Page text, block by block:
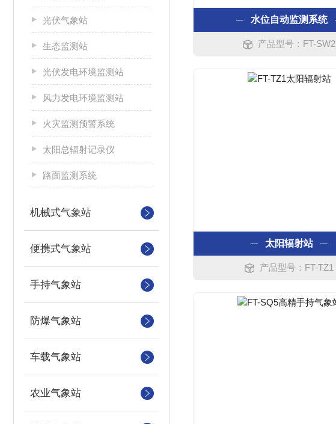
光伏气象站
生态监测站
光伏发电环境监测站
风力发电环境监测站
火灾监测预警系统
太阳总辐射记录仪
路面监测系统
机械式气象站
便携式气象站
手持气象站
防爆气象站
车载气象站
农业气象站
水位自动监测系统
产品型号：FT-SW2
太阳辐射站
产品型号：FT-TZ1